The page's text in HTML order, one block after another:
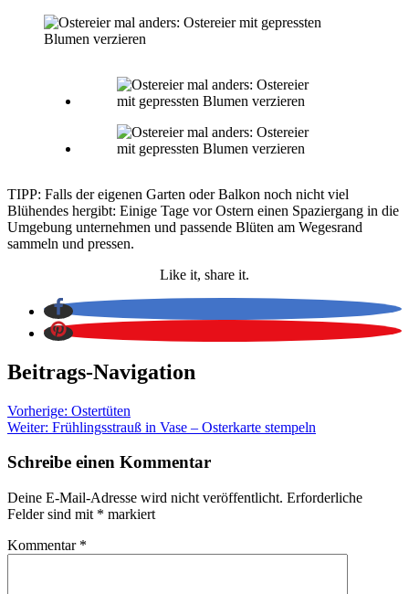
TIPP: Falls der eigenen Garten oder Balkon noch nicht viel
Blühendes hergibt: Einige Tage vor Ostern einen Spaziergang in die
Umgebung unternehmen und passende Blüten am Wegesrand
sammeln und pressen.
Like it, share it.
Beitrags-Navigation
Vorherige: Ostertüten
Weiter: Frühlingsstrauß in Vase – Osterkarte stempeln
Schreibe einen Kommentar
Deine E-Mail-Adresse wird nicht veröffentlicht. Erforderliche
Felder sind mit * markiert
Kommentar *